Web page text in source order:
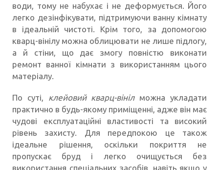
води, тому не набухає і не деформується. Його
легко дезінфікувати, підтримуючи ванну кімнату
в ідеальній чистоті. Крім того, за допомогою
кварц-вінілу можна облицювати не лише підлогу,
а й стіни, що дає змогу повністю виконати
ремонт ванної кімнати з використанням цього
матеріалу.
По суті, клейовий кварц-вінілможна укладати
практично в будь-якому приміщенні, адже він має
чудові експлуатаційні властивості та високий
рівень захисту. Для передпокою це також
ідеальне рішення, оскільки покриття не
пропускає бруд і легко очищується без
використання спеціальних засобів, навіть якщо у